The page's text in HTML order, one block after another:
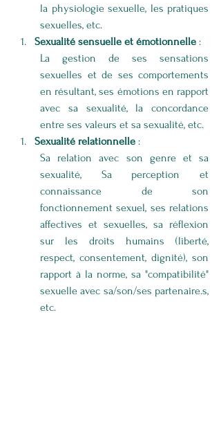
la physiologie sexuelle, les pratiques
sexuelles, etc.
Sexualité sensuelle et émotionnelle :
La gestion de ses sensations
sexuelles et de ses comportements
en résultant, ses émotions en rapport
avec sa sexualité, la concordance
entre ses valeurs et sa sexualité, etc.
Sexualité relationnelle :
Sa relation avec son genre et sa
sexualité, Sa perception et
connaissance de son
fonctionnement sexuel, ses relations
affectives et sexuelles, sa réflexion
sur les droits humains (liberté,
respect, consentement, dignité), son
rapport à la norme, sa "compatibilité"
sexuelle avec sa/son/ses partenaire.s,
etc.